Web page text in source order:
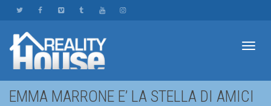
EMMA MARRONE E’ LA STELLA DI AMICI